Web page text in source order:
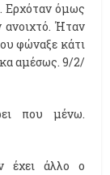
Ερχόταν όμως
ανοιχτό. Ήταν
φώναξε κάτι
αμέσως. 9/2/
που μένω.
έχει άλλο ο